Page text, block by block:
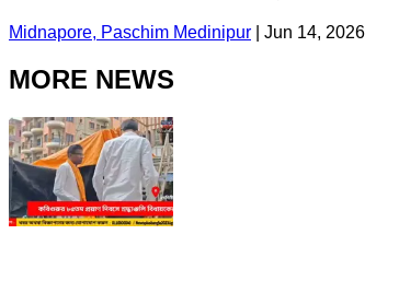
Midnapore, Paschim Medinipur Jun 14, 2026
MORE NEWS